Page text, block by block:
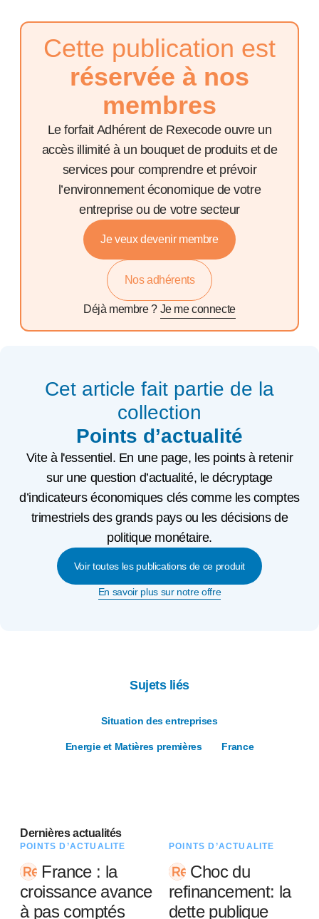
Cette publication est
réservée à nos
membres
Le forfait Adhérent de Rexecode ouvre un
accès illimité à un bouquet de produits et de
services pour comprendre et prévoir
l’environnement économique de votre
entreprise ou de votre secteur
Je veux devenir membre
Nos adhérents
Déjà membre ? Je me connecte
Cet article fait partie de la
collection
Points d’actualité
Vite à l'essentiel. En une page, les points à retenir
sur une question d’actualité, le décryptage
d’indicateurs économiques clés comme les comptes
trimestriels des grands pays ou les décisions de
politique monétaire.
Voir toutes les publications de ce produit
En savoir plus sur notre offre
Sujets liés
Situation des entreprises
Energie et Matières premières France
Dernières actualités
POINTS D’ACTUALITÉ
France : la
croissance avance
à pas comptés
POINTS D’ACTUALITÉ
Choc du
refinancement: la
dette publique